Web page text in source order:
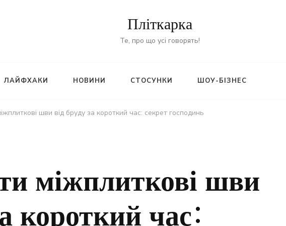
Пліткарка
Те, про що усі говорять!
ЛАЙФХАКИ НОВИНИ СТОСУНКИ ШОУ-БІЗНЕС
шви від бруду за короткий час: секрет господинь
міжплиткові шви
короткий час: